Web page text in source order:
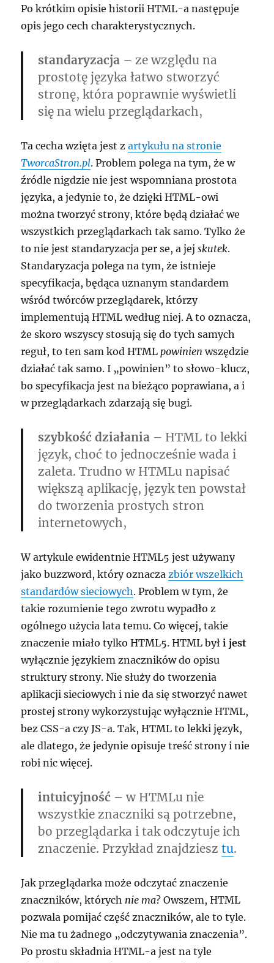
Po krótkim opisie historii HTML-a następuje
opis jego cech charakterystycznych.
standaryzacja – ze względu na
prostotę języka łatwo stworzyć
stronę, która poprawnie wyświetli
się na wielu przeglądarkach,
Ta cecha wzięta jest zartykułu na stronie
TworcaStron.pl. Problem polega na tym, że w
źródle nigdzie nie jest wspomniana prostota
języka, a jedynie to, że dzięki HTML-owi
można tworzyć strony, które będą działać we
wszystkich przeglądarkach tak samo. Tylko że
to nie jest standaryzacja per se, a jejskutek.
Standaryzacja polega na tym, że istnieje
specyfikacja, będąca uznanym standardem
wśród twórców przeglądarek, którzy
implementują HTML według niej. A to oznacza,
że skoro wszyscy stosują się do tych samych
reguł, to ten sam kod HTMLpowinien wszędzie
działać tak samo. I
powinien
to słowo-klucz,
bo specyfikacja jest na bieżąco poprawiana, a i
w przeglądarkach zdarzają się bugi.
szybkość działania – HTML to lekki
język, choć to jednocześnie wada i
zaleta. Trudno w HTMLu napisać
większą aplikację, język ten powstał
do tworzenia prostych stron
internetowych,
W artykule ewidentnie HTML5 jest używany
jako buzzword, który oznaczazbiór wszelkich
standardów sieciowych. Problem w tym, że
takie rozumienie tego zwrotu wypadło z
ogólnego użycia lata temu. Co więcej, takie
znaczenie miało tylko HTML5. HTML byłi jest
wyłącznie językiem znaczników do opisu
struktury strony. Nie służy do tworzenia
aplikacji sieciowych i nie da się stworzyć nawet
prostej strony wykorzystując wyłącznie HTML,
bez CSS-a czy JS-a. Tak, HTML to lekki język,
ale dlatego, że jedynie opisuje treść strony i nie
robi nic więcej.
intuicyjność – w HTMLu nie
wszystkie znaczniki są potrzebne,
bo przeglądarka i tak odczytuje ich
znaczenie. Przykład znajdziesztu.
Jak przeglądarka może odczytać znaczenie
znaczników, których nie ma? Owszem, HTML
pozwala pomijać część znaczników, ale to tyle.
Nie ma tu żadnego
odczytywania znaczenia .
Po prostu składnia HTML-a jest na tyle